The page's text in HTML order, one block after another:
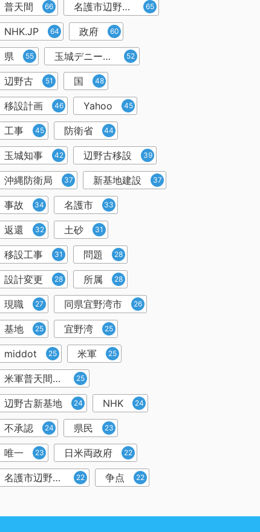
普天間 66 名護市辺野古移設 65
NHK.JP 64 政府 60
県 55 玉城デニー知事 52
辺野古 51 国 48
移設計画 46 Yahoo 45
工事 45 防衛省 44
玉城知事 42 辺野古移設 39
沖縄防衛局 37 新基地建設 37
事故 34 名護市 33
返還 32 土砂 31
移設工事 31 問題 28
設計変更 28 所属 28
現職 27 同県宜野湾市 26
基地 25 宜野湾 25
middot 25 米軍 25
米軍普天間飛行場所属 25
辺野古新基地 24 NHK 24
不承認 24 県民 23
唯一 23 日米両政府 22
名護市辺野古沿岸部 22 争点 22